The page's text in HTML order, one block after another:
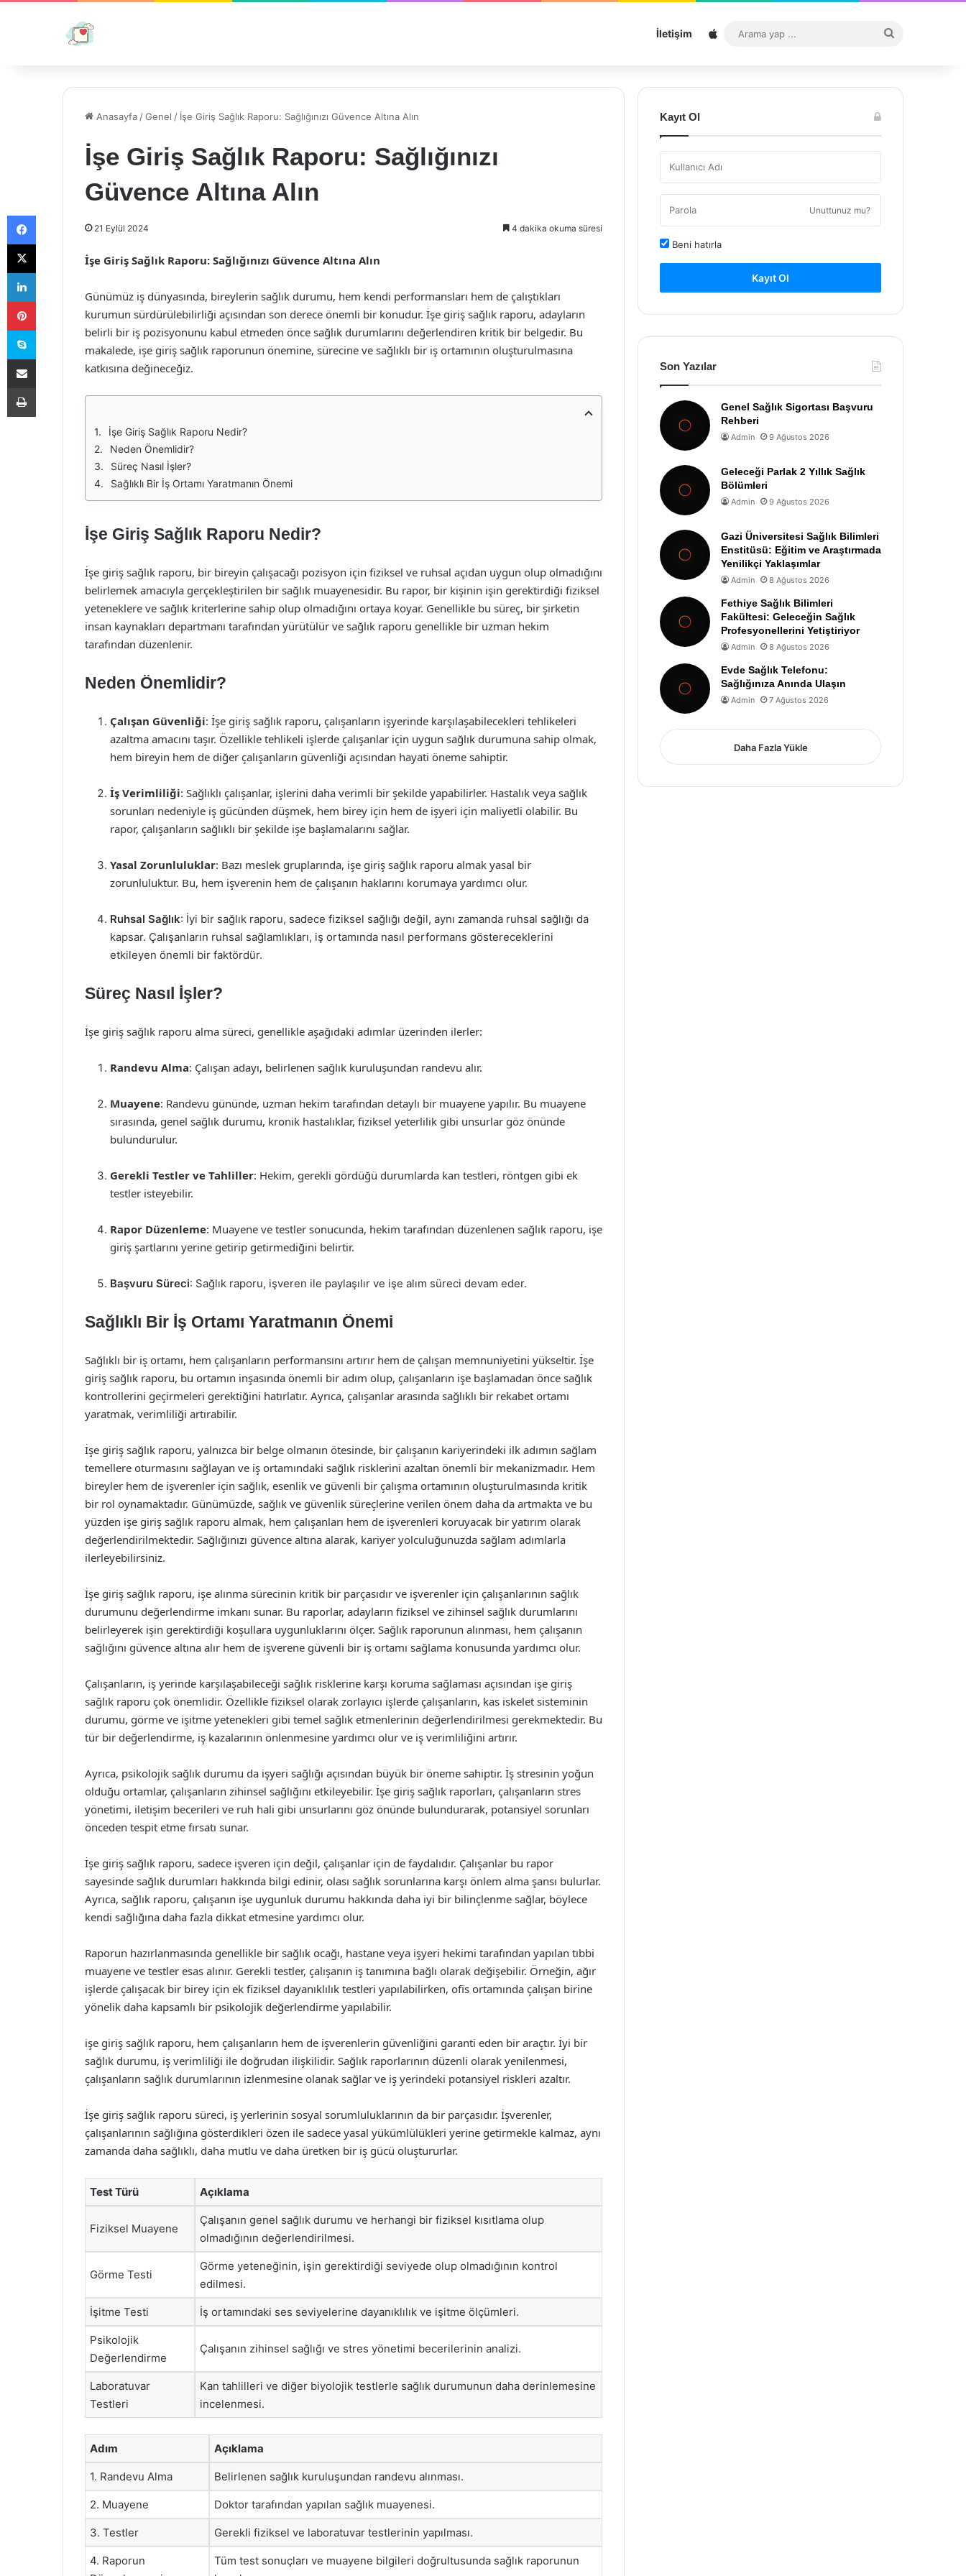
İletişim Sitemap
...
Anasayfa /Genel / İşe Giriş Sağlık Raporu: Sağlığınızı Güvence Altına Alın
İşe Giriş Sağlık Raporu: Sağlığınızı
Güvence Altına Alın
21 Eylül 2024 4 dakika okuma süresi
İşe Giriş Sağlık Raporu: Sağlığınızı Güvence Altına Alın
Günümüz iş dünyasında, bireylerin sağlık durumu, hem kendi performansları hem de çalıştıkları
kurumun sürdürülebilirliği açısından son derece önemli bir konudur. İşe giriş sağlık raporu, adayların
belirli bir iş pozisyonunu kabul etmeden önce sağlık durumlarını değerlendiren kritik bir belgedir. Bu
makalede, işe giriş sağlık raporunun önemine, sürecine ve sağlıklı bir iş ortamının oluşturulmasına
katkısına değineceğiz.
İşe Giriş Sağlık Raporu Nedir?
Neden Önemlidir?
Süreç Nasıl İşler?
Sağlıklı Bir İş Ortamı Yaratmanın Önemi
İşe Giriş Sağlık Raporu Nedir?
İşe giriş sağlık raporu, bir bireyin çalışacağı pozisyon için fiziksel ve ruhsal açıdan uygun olup olmadığını
belirlemek amacıyla gerçekleştirilen bir sağlık muayenesidir. Bu rapor, bir kişinin işin gerektirdiği fiziksel
yeteneklere ve sağlık kriterlerine sahip olup olmadığını ortaya koyar. Genellikle bu süreç, bir şirketin
insan kaynakları departmanı tarafından yürütülür ve sağlık raporu genellikle bir uzman hekim
tarafından düzenlenir.
Neden Önemlidir?
Çalışan Güvenliği: İşe giriş sağlık raporu, çalışanların işyerinde karşılaşabilecekleri tehlikeleri
azaltma amacını taşır. Özellikle tehlikeli işlerde çalışanlar için uygun sağlık durumuna sahip olmak,
hem bireyin hem de diğer çalışanların güvenliği açısından hayati öneme sahiptir.
İş Verimliliği: Sağlıklı çalışanlar, işlerini daha verimli bir şekilde yapabilirler. Hastalık veya sağlık
sorunları nedeniyle iş gücünden düşmek, hem birey için hem de işyeri için maliyetli olabilir. Bu
rapor, çalışanların sağlıklı bir şekilde işe başlamalarını sağlar.
Yasal Zorunluluklar: Bazı meslek gruplarında, işe giriş sağlık raporu almak yasal bir
zorunluluktur. Bu, hem işverenin hem de çalışanın haklarını korumaya yardımcı olur.
Ruhsal Sağlık: İyi bir sağlık raporu, sadece fiziksel sağlığı değil, aynı zamanda ruhsal sağlığı da
kapsar. Çalışanların ruhsal sağlamlıkları, iş ortamında nasıl performans göstereceklerini
etkileyen önemli bir faktördür.
Süreç Nasıl İşler?
İşe giriş sağlık raporu alma süreci, genellikle aşağıdaki adımlar üzerinden ilerler:
Randevu Alma: Çalışan adayı, belirlenen sağlık kuruluşundan randevu alır.
Muayene: Randevu gününde, uzman hekim tarafından detaylı bir muayene yapılır. Bu muayene
sırasında, genel sağlık durumu, kronik hastalıklar, fiziksel yeterlilik gibi unsurlar göz önünde
bulundurulur.
Gerekli Testler ve Tahliller: Hekim, gerekli gördüğü durumlarda kan testleri, röntgen gibi ek
testler isteyebilir.
Rapor Düzenleme: Muayene ve testler sonucunda, hekim tarafından düzenlenen sağlık raporu, işe
giriş şartlarını yerine getirip getirmediğini belirtir.
Başvuru Süreci: Sağlık raporu, işveren ile paylaşılır ve işe alım süreci devam eder.
Sağlıklı Bir İş Ortamı Yaratmanın Önemi
Sağlıklı bir iş ortamı, hem çalışanların performansını artırır hem de çalışan memnuniyetini yükseltir. İşe
giriş sağlık raporu, bu ortamın inşasında önemli bir adım olup, çalışanların işe başlamadan önce sağlık
kontrollerini geçirmeleri gerektiğini hatırlatır. Ayrıca, çalışanlar arasında sağlıklı bir rekabet ortamı
yaratmak, verimliliği artırabilir.
İşe giriş sağlık raporu, yalnızca bir belge olmanın ötesinde, bir çalışanın kariyerindeki ilk adımın sağlam
temellere oturmasını sağlayan ve iş ortamındaki sağlık risklerini azaltan önemli bir mekanizmadır. Hem
bireyler hem de işverenler için sağlık, esenlik ve güvenli bir çalışma ortamının oluşturulmasında kritik
bir rol oynamaktadır. Günümüzde, sağlık ve güvenlik süreçlerine verilen önem daha da artmakta ve bu
yüzden işe giriş sağlık raporu almak, hem çalışanları hem de işverenleri koruyacak bir yatırım olarak
değerlendirilmektedir. Sağlığınızı güvence altına alarak, kariyer yolculuğunuzda sağlam adımlarla
ilerleyebilirsiniz.
İşe giriş sağlık raporu, işe alınma sürecinin kritik bir parçasıdır ve işverenler için çalışanlarının sağlık
durumunu değerlendirme imkanı sunar. Bu raporlar, adayların fiziksel ve zihinsel sağlık durumlarını
belirleyerek işin gerektirdiği koşullara uygunluklarını ölçer. Sağlık raporunun alınması, hem çalışanın
sağlığını güvence altına alır hem de işverene güvenli bir iş ortamı sağlama konusunda yardımcı olur.
Çalışanların, iş yerinde karşılaşabileceği sağlık risklerine karşı koruma sağlaması açısından işe giriş
sağlık raporu çok önemlidir. Özellikle fiziksel olarak zorlayıcı işlerde çalışanların, kas iskelet sisteminin
durumu, görme ve işitme yetenekleri gibi temel sağlık etmenlerinin değerlendirilmesi gerekmektedir. Bu
tür bir değerlendirme, iş kazalarının önlenmesine yardımcı olur ve iş verimliliğini artırır.
Ayrıca, psikolojik sağlık durumu da işyeri sağlığı açısından büyük bir öneme sahiptir. İş stresinin yoğun
olduğu ortamlar, çalışanların zihinsel sağlığını etkileyebilir. İşe giriş sağlık raporları, çalışanların stres
yönetimi, iletişim becerileri ve ruh hali gibi unsurlarını göz önünde bulundurarak, potansiyel sorunları
önceden tespit etme fırsatı sunar.
İşe giriş sağlık raporu, sadece işveren için değil, çalışanlar için de faydalıdır. Çalışanlar bu rapor
sayesinde sağlık durumları hakkında bilgi edinir, olası sağlık sorunlarına karşı önlem alma şansı bulurlar.
Ayrıca, sağlık raporu, çalışanın işe uygunluk durumu hakkında daha iyi bir bilinçlenme sağlar, böylece
kendi sağlığına daha fazla dikkat etmesine yardımcı olur.
Raporun hazırlanmasında genellikle bir sağlık ocağı, hastane veya işyeri hekimi tarafından yapılan tıbbi
muayene ve testler esas alınır. Gerekli testler, çalışanın iş tanımına bağlı olarak değişebilir. Örneğin, ağır
işlerde çalışacak bir birey için ek fiziksel dayanıklılık testleri yapılabilirken, ofis ortamında çalışan birine
yönelik daha kapsamlı bir psikolojik değerlendirme yapılabilir.
işe giriş sağlık raporu, hem çalışanların hem de işverenlerin güvenliğini garanti eden bir araçtır. İyi bir
sağlık durumu, iş verimliliği ile doğrudan ilişkilidir. Sağlık raporlarının düzenli olarak yenilenmesi,
çalışanların sağlık durumlarının izlenmesine olanak sağlar ve iş yerindeki potansiyel riskleri azaltır.
İşe giriş sağlık raporu süreci, iş yerlerinin sosyal sorumluluklarının da bir parçasıdır. İşverenler,
çalışanlarının sağlığına gösterdikleri özen ile sadece yasal yükümlülükleri yerine getirmekle kalmaz, aynı
zamanda daha sağlıklı, daha mutlu ve daha üretken bir iş gücü oluştururlar.
Test Türü Açıklama
Fiziksel Muayene
Çalışanın genel sağlık durumu ve herhangi bir fiziksel kısıtlama olup
olmadığının değerlendirilmesi.
Görme Testi
Görme yeteneğinin, işin gerektirdiği seviyede olup olmadığının kontrol
edilmesi.
İşitme Testi İş ortamındaki ses seviyelerine dayanıklılık ve işitme ölçümleri.
Psikolojik
Değerlendirme
Çalışanın zihinsel sağlığı ve stres yönetimi becerilerinin analizi.
Laboratuvar
Testleri
Kan tahlilleri ve diğer biyolojik testlerle sağlık durumunun daha derinlemesine
incelenmesi.
Adım Açıklama
1. Randevu Alma Belirlenen sağlık kuruluşundan randevu alınması.
2. Muayene Doktor tarafından yapılan sağlık muayenesi.
3. Testler Gerekli fiziksel ve laboratuvar testlerinin yapılması.
4. Raporun
Tüm test sonuçları ve muayene bilgileri doğrultusunda sağlık raporunun
Kayıt Ol
Unuttunuz mu?
Beni hatırla
Kayıt Ol
Son Yazılar
Genel Sağlık Sigortası Başvuru
Rehberi
Admin 9 Ağustos 2026
Geleceği Parlak 2 Yıllık Sağlık
Bölümleri
Admin 9 Ağustos 2026
Gazi Üniversitesi Sağlık Bilimleri
Enstitüsü: Eğitim ve Araştırmada
Yenilikçi Yaklaşımlar
Admin 8 Ağustos 2026
Fethiye Sağlık Bilimleri
Fakültesi: Geleceğin Sağlık
Profesyonellerini Yetiştiriyor
Admin 8 Ağustos 2026
Evde Sağlık Telefonu:
Sağlığınıza Anında Ulaşın
Admin 7 Ağustos 2026
Daha Fazla Yükle
Facebook
X
LinkedIn
Pinterest
Skype
E-Posta ile paylaş